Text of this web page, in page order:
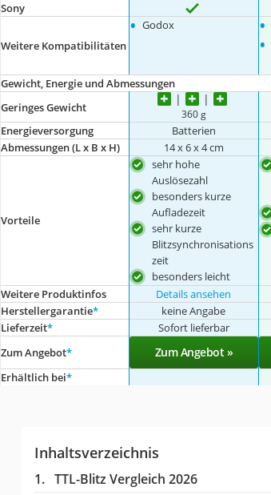
Sony
Weitere Kompatibilitäten
• Godox •
•
Gewicht, Energie und Abmessungen
Geringes Gewicht
360 g
Energieversorgung Batterien
Abmessungen (L x B x H)
14 x 6 x 4 cm
Vorteile
sehr hohe
Auslösezahl
besonders kurze
Aufladezeit
sehr kurze
Blitzsynchronisations
zeit
besonders leicht
Weitere Produktinfos Details ansehen
Herstellergarantie* keine Angabe
Lieferzeit* Sofort lieferbar
Zum Angebot* Zum Angebot »
Erhältlich bei*
Inhaltsverzeichnis
TTL-Blitz Vergleich 2026